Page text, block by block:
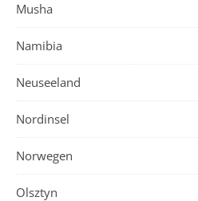
Musha
Namibia
Neuseeland
Nordinsel
Norwegen
Olsztyn